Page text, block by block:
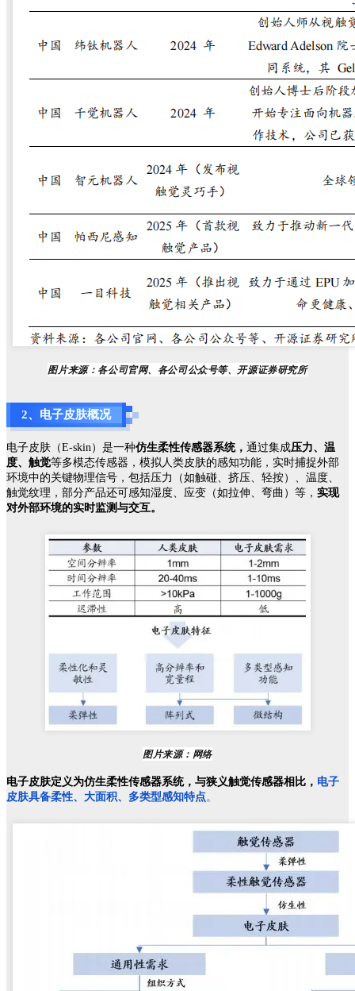
图片来源：各公司官网、各公司公众号等、开源证券研究所
2、电子皮肤概况
电子皮肤（E-skin）是一种仿生柔性传感器系统， 通过集成压力、温
度、触觉等多模态传感器，模拟人类皮肤的感知功能，实时捕捉外部
环境中的关键物理信号，包括压力（如触碰、挤压、轻按）、温度、
触觉纹理，部分产品还可感知湿度、应变（如拉伸、弯曲）等， 实现
对外部环境的实时监测与交互。
图片来源：网络
电子皮肤定义为仿生柔性传感器系统，与狭义触觉传感器相比， 电子
皮肤具备柔性、大面积、多类型感知特点。